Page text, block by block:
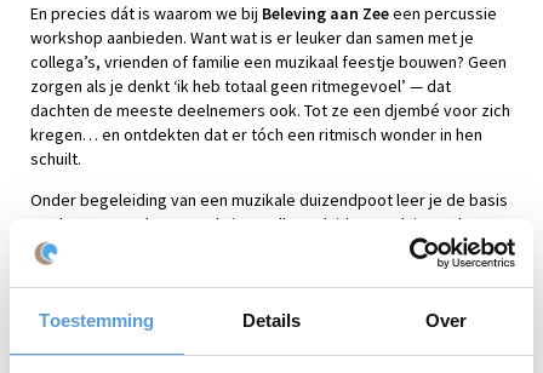
Toestemming Details Over
En precies dát is waarom we bij Beleving aan Zeeeen percussie
workshop aanbieden. Want wat is er leuker dan samen met je
collega’s, vrienden of familie een muzikaal feestje bouwen? Geen
zorgen als je denkt ‘ik heb totaal geen ritmegevoel’ — dat
dachten de meeste deelnemers ook. Tot ze een djembé voor zich
kregen… en ontdekten dat er tóch een ritmisch wonder in hen
schuilt.
Onder begeleiding van een muzikale duizendpoot leer je de basis
van het trommelen. Hoe sla je? Welke geluiden maak je? En hoe
luister je naar elkaar om samen in één groove te komen? Al snel
ontstaat er een heerlijke flow van ritme, samenwerking en vooral:
Waarom percussie zoveel meer is dan muziek